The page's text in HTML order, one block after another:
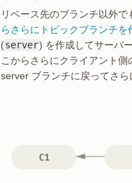
リベース先のブランチ以外
らさらにトピックブランチを
(server) を作成してサーバ
こからさらにクライアント
server ブランチに戻ってさら